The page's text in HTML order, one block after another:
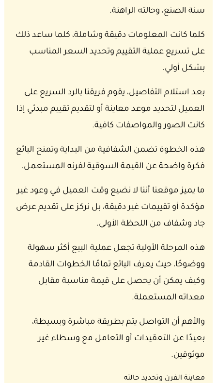
سنة الصنع، وحالته الراهنة.
كلما كانت المعلومات دقيقة وشاملة، كلما ساعد ذلك
على تسريع عملية التقييم وتحديد السعر المناسب
بشكل أولي.
بعد استلام التفاصيل، يقوم فريقنا بالرد السريع على
العميل لتحديد موعد معاينة أو لتقديم تقييم مبدئي إذا
كانت الصور والمواصفات كافية.
هذه الخطوة تضمن الشفافية من البداية وتمنح البائع
فكرة واضحة عن القيمة السوقية لفرنه المستعمل.
ما يميز موقعنا أننا لا نضيع وقت العميل في وعود غير
مؤكدة أو تقييمات غير دقيقة، بل نركز على تقديم عرض
جاد وشفاف من اللحظة الأولى.
هذه المرحلة الأولية تجعل عملية البيع أكثر سهولة
ووضوحًا، حيث يعرف البائع تمامًا الخطوات القادمة
وكيف يمكن أن يحصل على قيمة مناسبة مقابل
معداته المستعملة.
والأهم أن التواصل يتم بطريقة مباشرة وبسيطة،
بعيدًا عن التعقيدات أو التعامل مع وسطاء غير
موثوقين.
معاينة الفرن وتحديد حالته